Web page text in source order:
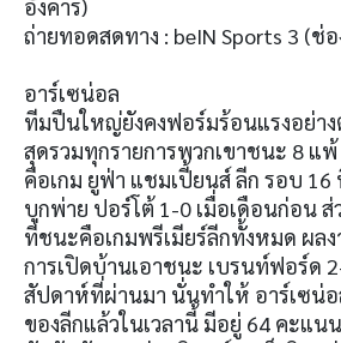
อังคาร)
ถ่ายทอดสดทาง : beIN Sports 3 (ช่อ
อาร์เซน่อล
ทีมปืนใหญ่ยังคงฟอร์มร้อนแรงอย่าง
สุดรวมทุกรายการพวกเขาชนะ 8 แ
คือเกม ยูฟ่า แชมเปี้ยนส์ ลีก รอบ
บุกพ่าย ปอร์โต้ 1-0 เมื่อเดือนก่อน ส่
ที่ชนะคือเกมพรีเมียร์ลีกทั้งหมด ผล
การเปิดบ้านเอาชนะ เบรนท์ฟอร์ด
สัปดาห์ที่ผ่านมา นั่นทำให้ อาร์เซน่
ของลีกแล้วในเวลานี้ มีอยู่ 64 คะแน